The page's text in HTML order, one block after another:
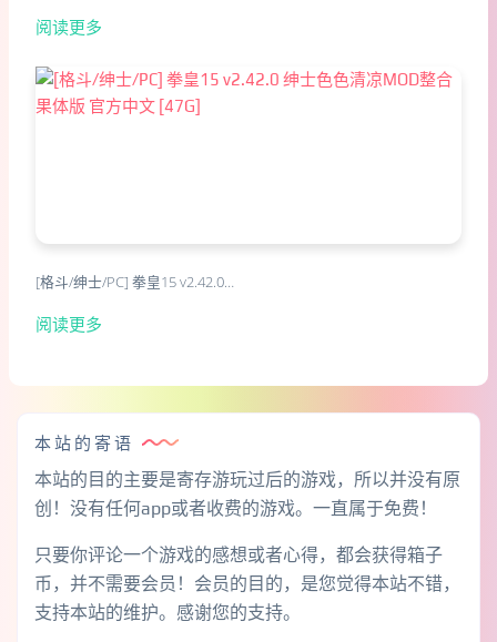
阅读更多
[格斗/绅士/PC] 拳皇15 v2.42.0…
阅读更多
本站的寄语
本站的目的主要是寄存游玩过后的游戏，所以并没有原
创！没有任何app或者收费的游戏。一直属于免费！
只要你评论一个游戏的感想或者心得，都会获得箱子
币，并不需要会员！会员的目的，是您觉得本站不错，
支持本站的维护。感谢您的支持。